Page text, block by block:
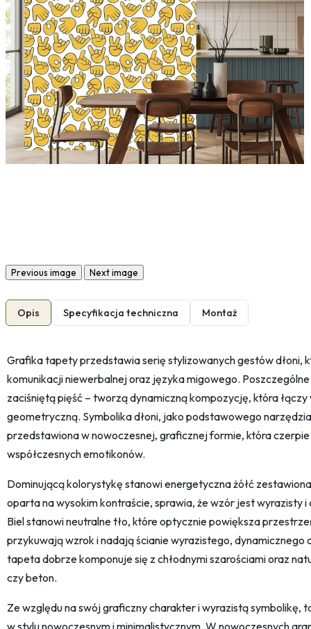
Previous image Next image
Opis Specyfikacja techniczna Montaż
Grafika tapety przedstawia serię stylizowanych gestów dłoni,
komunikacji niewerbalnej oraz języka migowego.
zaciśniętą pięść – tworzą dynamiczną kompozycję, która
geometryczną. Symbolika dłoni, jako podstawowego
przedstawiona w nowoczesnej, graficznej formie, która
współczesnych emotikonów.
Dominującą kolorystykę stanowi energetyczna żółć
oparta na wysokim kontraście, sprawia, że wzór jest wyrazisty
Biel stanowi neutralne tło, które optycznie powiększa
przykuwają wzrok i nadają ścianie wyrazistego, dynamicznego
tapeta dobrze komponuje się z chłodnymi szarościami oraz
czy beton.
Ze względu na swój graficzny charakter i wyrazistą symbolikę,